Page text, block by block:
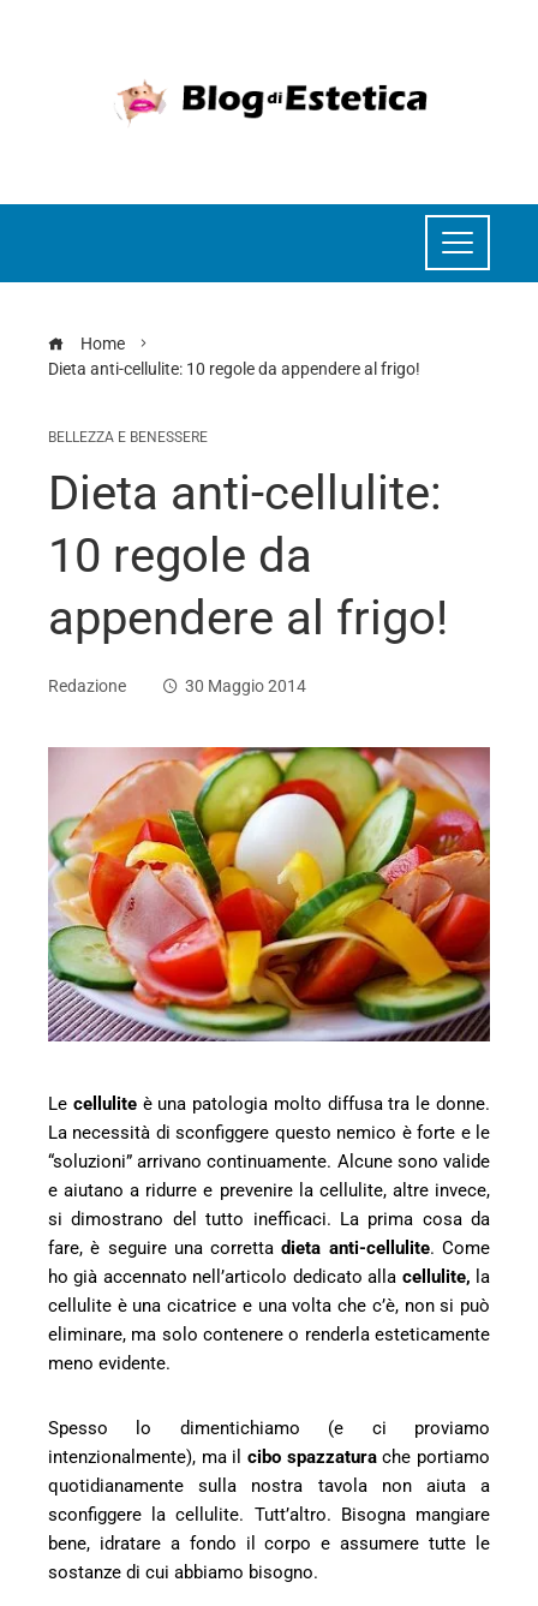
Home
Dieta anti-cellulite: 10 regole da appendere al frigo!
BELLEZZA E BENESSERE
Dieta anti-cellulite:
10 regole da
appendere al frigo!
Redazione 30 Maggio 2014
Le cellulite è una patologia molto diffusa tra le donne.
La necessità di sconfiggere questo nemico è forte e le
“soluzioni” arrivano continuamente. Alcune sono valide
e aiutano a ridurre e prevenire la cellulite, altre invece,
si dimostrano del tutto inefficaci. La prima cosa da
fare, è seguire una corretta dieta anti-cellulite. Come
ho già accennato nell’articolo dedicato alla cellulite, la
cellulite è una cicatrice e una volta che c’è, non si può
eliminare, ma solo contenere o renderla esteticamente
meno evidente.
Spesso lo dimentichiamo (e ci proviamo
intenzionalmente), ma il cibo spazzaturache portiamo
quotidianamente sulla nostra tavola non aiuta a
sconfiggere la cellulite. Tutt’altro. Bisogna mangiare
bene, idratare a fondo il corpo e assumere tutte le
sostanze di cui abbiamo bisogno.